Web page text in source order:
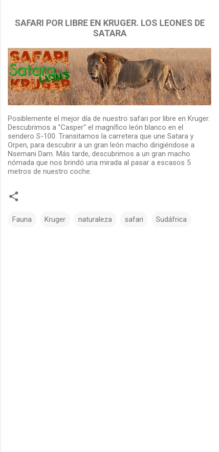
SAFARI POR LIBRE EN KRUGER. LOS LEONES DE
SATARA
Posiblemente el mejor día de nuestro safari por libre en Kruger.
Descubrimos a "Casper" el magnífico león blanco en el
sendero S-100. Transitamos la carretera que une Satara y
Orpen, para descubrir a un gran león macho dirigiéndose a
Nsemani Dam. Más tarde, descubrimos a un gran macho
nómada que nos brindó una mirada al pasar a escasos 5
metros de nuestro coche.
Fauna Kruger naturaleza safari Sudáfrica